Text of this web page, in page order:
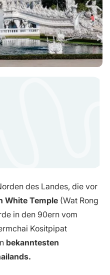
des Landes, die vor
White Temple (Wat Rong
in den 90ern vom
Kositpipat
bekanntesten